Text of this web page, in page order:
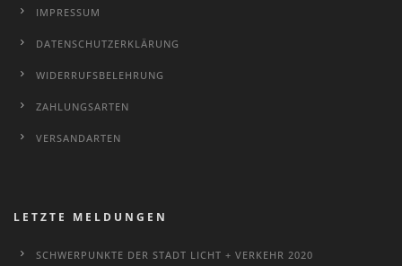
IMPRESSUM
DATENSCHUTZERKLÄRUNG
WIDERRUFSBELEHRUNG
ZAHLUNGSARTEN
VERSANDARTEN
LETZTE MELDUNGEN
SCHWERPUNKTE DER STADT LICHT + VERKEHR 2020